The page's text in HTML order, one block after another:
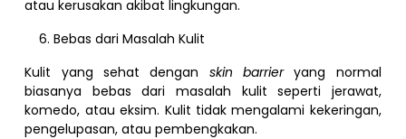
atau kerusakan akibat lingkungan.
Bebas dari Masalah Kulit
Kulit yang sehat dengan skin barrieryang normal
biasanya bebas dari masalah kulit seperti jerawat,
komedo, atau eksim. Kulit tidak mengalami kekeringan,
pengelupasan, atau pembengkakan.